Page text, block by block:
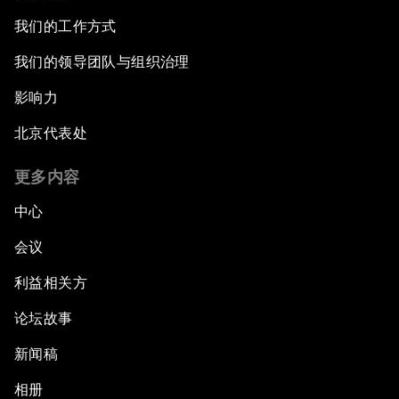
我们的工作方式
我们的领导团队与组织治理
影响力
北京代表处
更多内容
中心
会议
利益相关方
论坛故事
新闻稿
相册